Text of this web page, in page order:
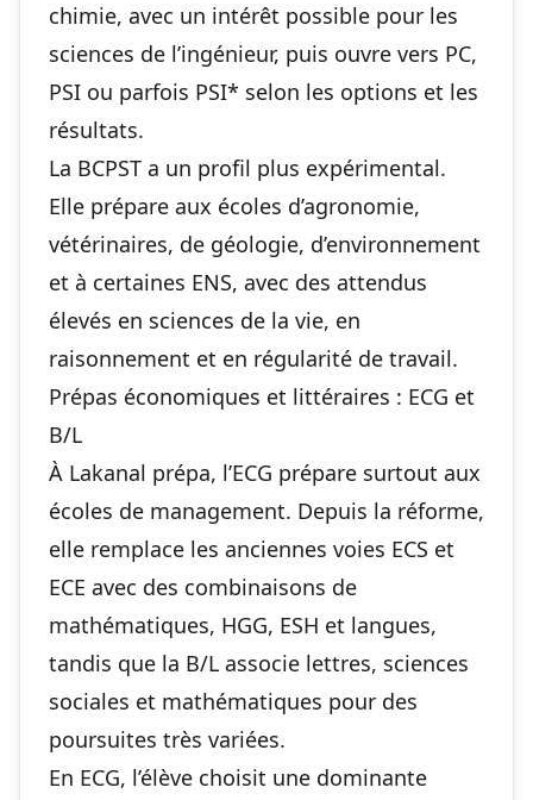
chimie, avec un intérêt possible pour les
sciences de l’ingénieur, puis ouvre vers PC,
PSI ou parfois PSI* selon les options et les
résultats.
La BCPST a un profil plus expérimental.
Elle prépare aux écoles d’agronomie,
vétérinaires, de géologie, d’environnement
et à certaines ENS, avec des attendus
élevés en sciences de la vie, en
raisonnement et en régularité de travail.
Prépas économiques et littéraires : ECG et
B/L
À Lakanal prépa, l’ECG prépare surtout aux
écoles de management. Depuis la réforme,
elle remplace les anciennes voies ECS et
ECE avec des combinaisons de
mathématiques, HGG, ESH et langues,
tandis que la B/L associe lettres, sciences
sociales et mathématiques pour des
poursuites très variées.
En ECG, l’élève choisit une dominante